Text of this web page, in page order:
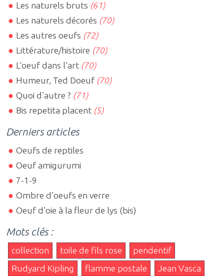
Les naturels bruts (61)
Les naturels décorés (70)
Les autres oeufs (72)
Littérature/histoire (70)
L'oeuf dans l'art (70)
Humeur, Ted Doeuf (70)
Quoi d'autre ? (71)
Bis repetita placent (5)
Derniers articles
Oeufs de reptiles
Oeuf amigurumi
7-1-9
Ombre d'oeufs en verre
Oeuf d'oie à la fleur de lys (bis)
Mots clés :
collection toile de fils rose
pendentif
Rudyard Kipling
flamme postale
Jean Vasca